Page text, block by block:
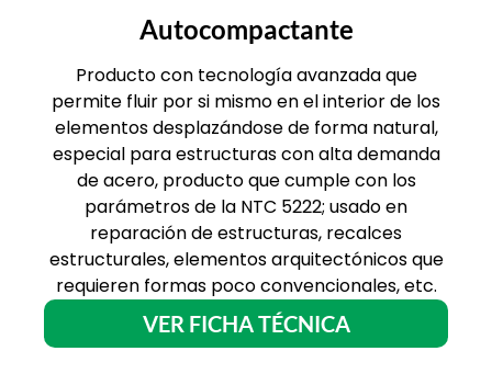
Autocompactante
Producto con tecnología avanzada que
permite fluir por si mismo en el interior de los
elementos desplazándose de forma natural,
especial para estructuras con alta demanda
de acero, producto que cumple con los
parámetros de la NTC 5222; usado en
reparación de estructuras, recalces
estructurales, elementos arquitectónicos que
requieren formas poco convencionales, etc.
VER FICHA TÉCNICA